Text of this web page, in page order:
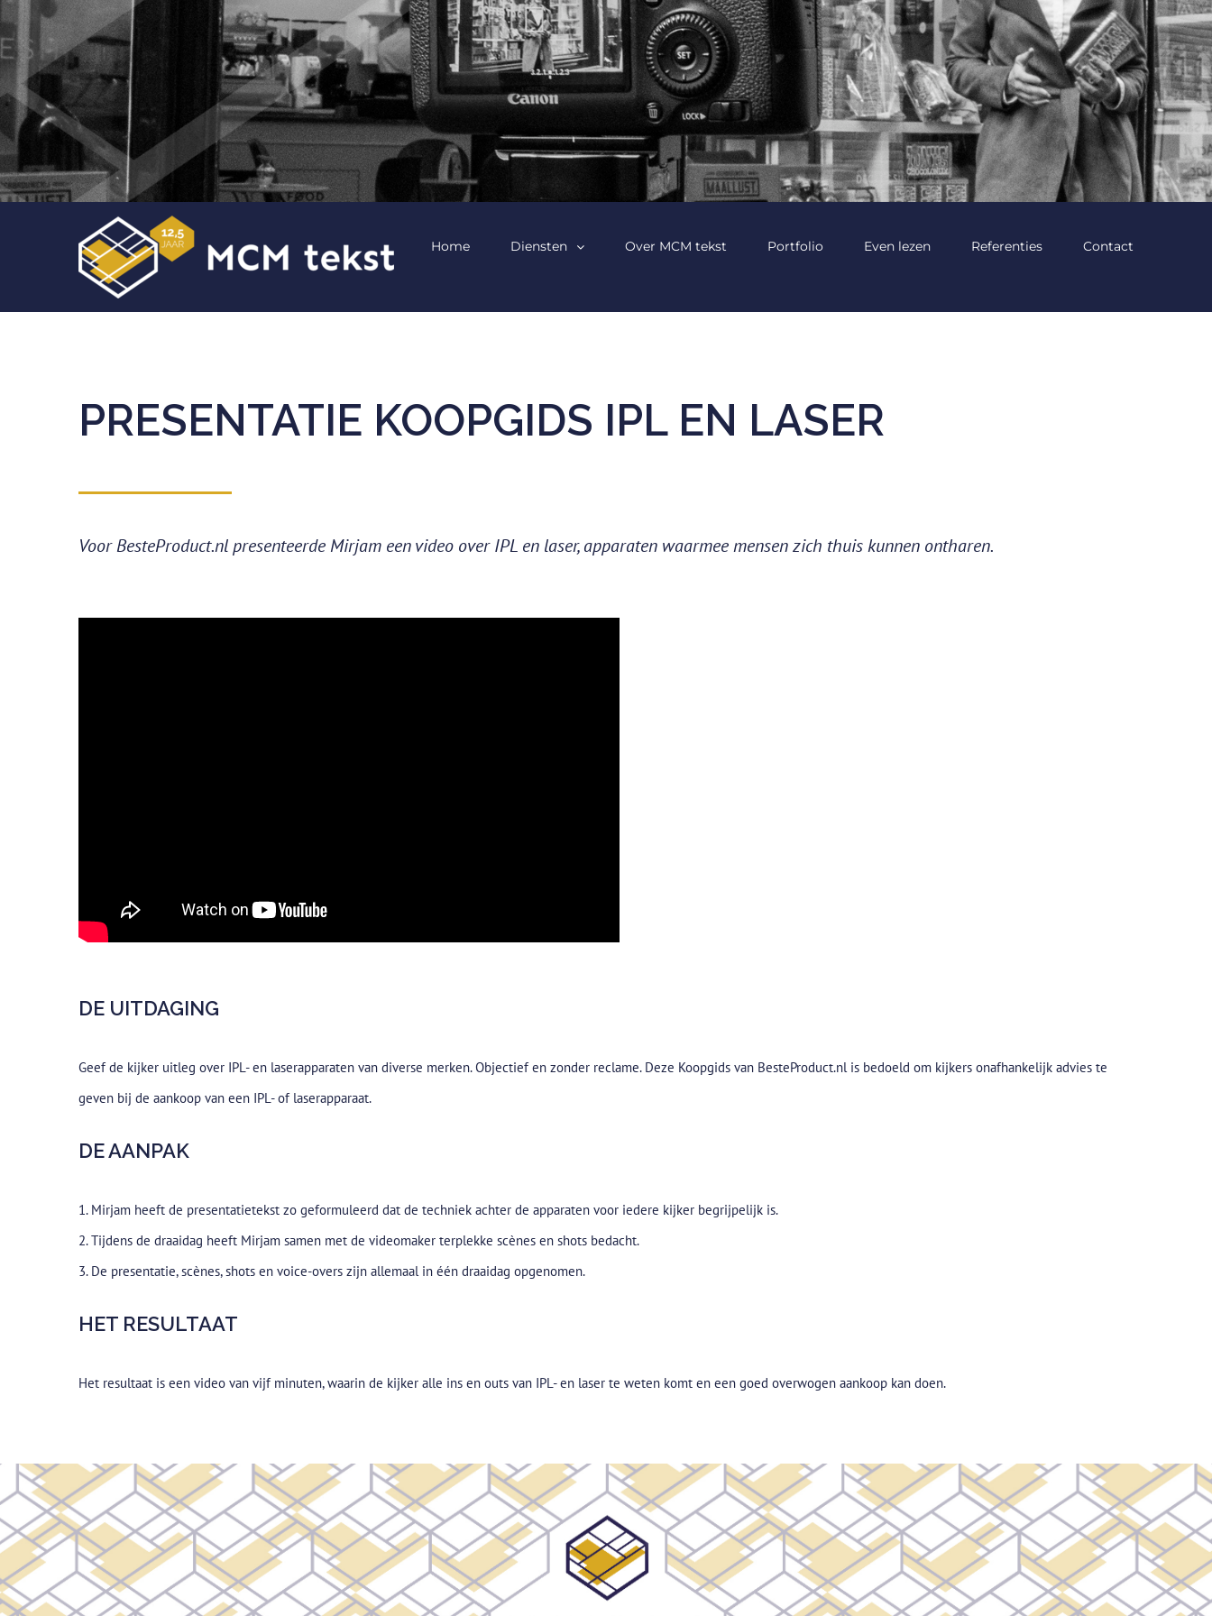
Home Diensten Over MCM tekst Portfolio Even lezen Referenties Contact
PRESENTATIE KOOPGIDS IPL EN LASER
Voor BesteProduct.nl presenteerde Mirjam een video over IPL en laser, apparaten waarmee mensen zich thuis kunnen ontharen.
DE UITDAGING
Geef de kijker uitleg over IPL- en laserapparaten van diverse merken. Objectief en zonder reclame. Deze Koopgids van BesteProduct.nl is bedoeld om kijkers onafhankelijk advies te
geven bij de aankoop van een IPL- of laserapparaat.
DE AANPAK
1. Mirjam heeft de presentatietekst zo geformuleerd dat de techniek achter de apparaten voor iedere kijker begrijpelijk is.
2. Tijdens de draaidag heeft Mirjam samen met de videomaker terplekke scènes en shots bedacht.
3. De presentatie, scènes, shots en voice-overs zijn allemaal in één draaidag opgenomen.
HET RESULTAAT
Het resultaat is een video van vijf minuten, waarin de kijker alle ins en outs van IPL- en laser te weten komt en een goed overwogen aankoop kan doen.